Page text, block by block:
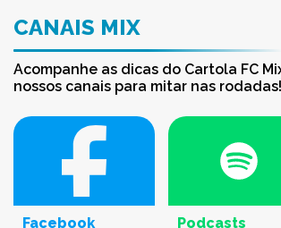
CANAIS MIX
Acompanhe as dicas do Cartola FC
nossos canais para mitar nas rodadas!
Facebook Podcasts